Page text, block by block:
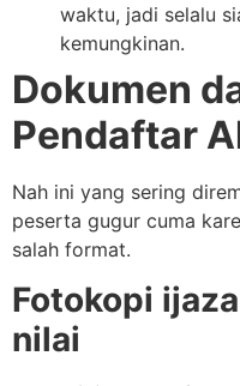
waktu, jadi selalu
kemungkinan.
Dokumen
Pendaftar
Nah ini yang sering
peserta gugur cuma
salah format.
Fotokopi
nilai